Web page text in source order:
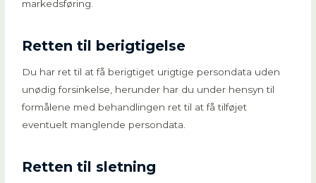
markedsføring.
Retten til berigtigelse
Du har ret til at få berigtiget urigtige persondata uden
unødig forsinkelse, herunder har du under hensyn til
formålene med behandlingen ret til at få tilføjet
eventuelt manglende persondata.
Retten til sletning